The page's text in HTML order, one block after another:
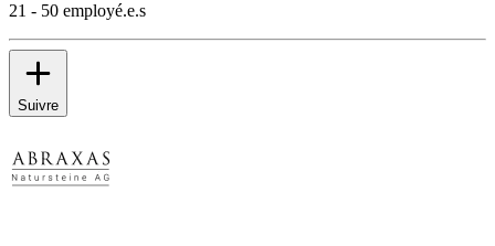
21 - 50 employé.e.s
Suivre